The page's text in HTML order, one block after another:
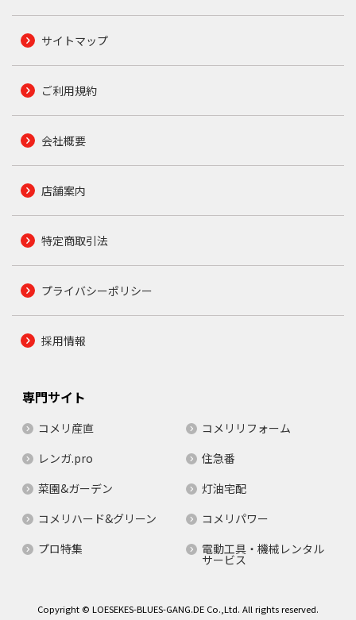
サイトマップ
ご利用規約
会社概要
店舗案内
特定商取引法
プライバシーポリシー
採用情報
専門サイト
コメリ産直
コメリリフォーム
レンガ.pro
住急番
菜園&ガーデン
灯油宅配
コメリハード&グリーン
コメリパワー
プロ特集
電動工具・機械レンタル
サービス
Copyright © LOESEKES-BLUES-GANG.DE Co.,Ltd. All rights reserved.